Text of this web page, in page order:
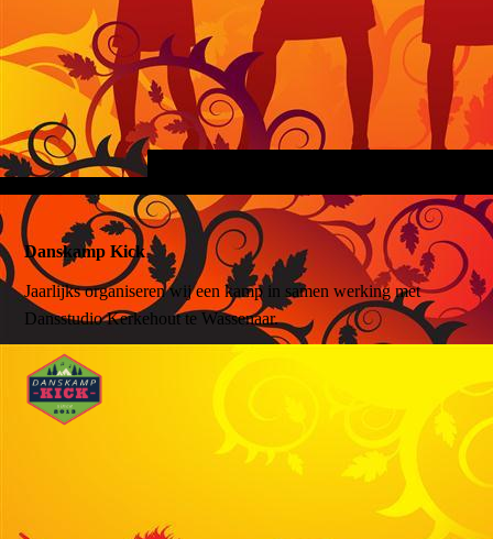
Danskamp Kick
Jaarlijks organiseren wij een kamp in samen werking met
Dansstudio Kerkehout te Wassenaar.